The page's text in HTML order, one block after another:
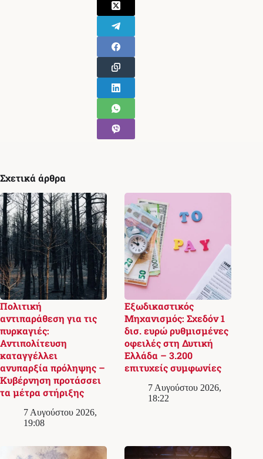
Σχετικά άρθρα
Πολιτική
αντιπαράθεση για τις
πυρκαγιές:
Αντιπολίτευση
καταγγέλλει
ανυπαρξία πρόληψης –
Κυβέρνηση προτάσσει
τα μέτρα στήριξης
7 Αυγούστου 2026,
19:08
Εξωδικαστικός
Μηχανισμός: Σχεδόν 1
δισ. ευρώ ρυθμισμένες
οφειλές στη Δυτική
Ελλάδα – 3.200
επιτυχείς συμφωνίες
7 Αυγούστου 2026,
18:22